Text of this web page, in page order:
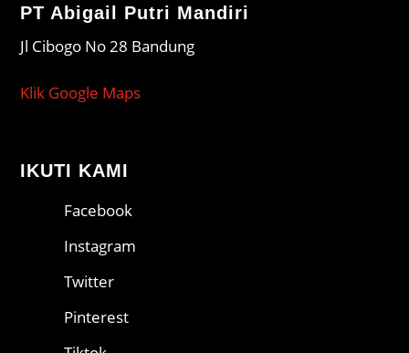
PT Abigail Putri Mandiri
Jl Cibogo No 28 Bandung
Klik Google Maps
IKUTI KAMI
Facebook
Instagram
Twitter
Pinterest